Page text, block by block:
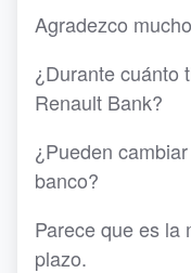
Agradezco
¿Durante cuánto
Renault Bank?
¿Pueden
banco?
Parece que es la
plazo.